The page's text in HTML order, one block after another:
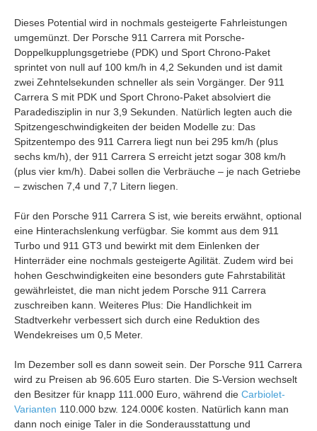
Dieses Potential wird in nochmals gesteigerte Fahrleistungen
umgemünzt. Der Porsche 911 Carrera mit Porsche-
Doppelkupplungsgetriebe (PDK) und Sport Chrono-Paket
sprintet von null auf 100 km/h in 4,2 Sekunden und ist damit
zwei Zehntelsekunden schneller als sein Vorgänger. Der 911
Carrera S mit PDK und Sport Chrono-Paket absolviert die
Paradedisziplin in nur 3,9 Sekunden. Natürlich legten auch die
Spitzengeschwindigkeiten der beiden Modelle zu: Das
Spitzentempo des 911 Carrera liegt nun bei 295 km/h (plus
sechs km/h), der 911 Carrera S erreicht jetzt sogar 308 km/h
(plus vier km/h). Dabei sollen die Verbräuche – je nach Getriebe
– zwischen 7,4 und 7,7 Litern liegen.
Für den Porsche 911 Carrera S ist, wie bereits erwähnt, optional
eine Hinterachslenkung verfügbar. Sie kommt aus dem 911
Turbo und 911 GT3 und bewirkt mit dem Einlenken der
Hinterräder eine nochmals gesteigerte Agilität. Zudem wird bei
hohen Geschwindigkeiten eine besonders gute Fahrstabilität
gewährleistet, die man nicht jedem Porsche 911 Carrera
zuschreiben kann. Weiteres Plus: Die Handlichkeit im
Stadtverkehr verbessert sich durch eine Reduktion des
Wendekreises um 0,5 Meter.
Im Dezember soll es dann soweit sein. Der Porsche 911 Carrera
wird zu Preisen ab 96.605 Euro starten. Die S-Version wechselt
den Besitzer für knapp 111.000 Euro, während die Carbiolet-
Varianten 110.000 bzw. 124.000€ kosten. Natürlich kann man
dann noch einige Taler in die Sonderausstattung und